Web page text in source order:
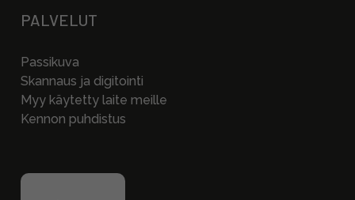
PALVELUT
Passikuva
Skannaus ja digitointi
Myy käytetty laite meille
Kennon puhdistus